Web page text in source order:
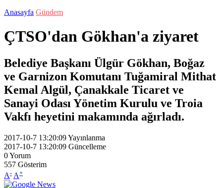
Anasayfa Gündem
ÇTSO'dan Gökhan'a ziyaret
Belediye Başkanı Ülgür Gökhan, Boğaz
ve Garnizon Komutanı Tuğamiral Mithat
Kemal Algül, Çanakkale Ticaret ve
Sanayi Odası Yönetim Kurulu ve Troia
Vakfı heyetini makamında ağırladı.
2017-10-7 13:20:09Yayınlanma
2017-10-7 13:20:09 Güncelleme
0Yorum
557 Gösterim
A- A+